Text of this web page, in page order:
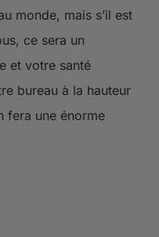
monde, mais s’il est
ce sera un
et votre santé
bureau à la hauteur
fera une énorme